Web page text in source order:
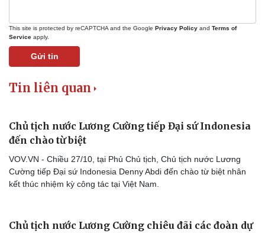
This site is protected by reCAPTCHA and the Google Privacy Policy and Terms of
Service apply.
Gửi tin
Tin liên quan
Chủ tịch nước Lương Cường tiếp Đại sứ Indonesia
đến chào từ biệt
VOV.VN - Chiều 27/10, tại Phủ Chủ tịch, Chủ tịch nước Lương
Cường tiếp Đại sứ Indonesia Denny Abdi đến chào từ biệt nhân
kết thúc nhiệm kỳ công tác tại Việt Nam.
Chủ tịch nước Lương Cường chiêu đãi các đoàn dự